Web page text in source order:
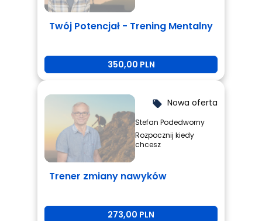
Twój Potencjał - Trening Mentalny
350,00 PLN
local_offer Nowa oferta
Stefan Podedworny
Rozpocznij kiedy
chcesz
Trener zmiany nawyków
273,00 PLN